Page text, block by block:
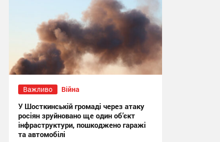
Важливо Війна
У Шосткинській громаді через атаку
росіян зруйновано ще один об’єкт
інфраструктури, пошкоджено гаражі
та автомобілі